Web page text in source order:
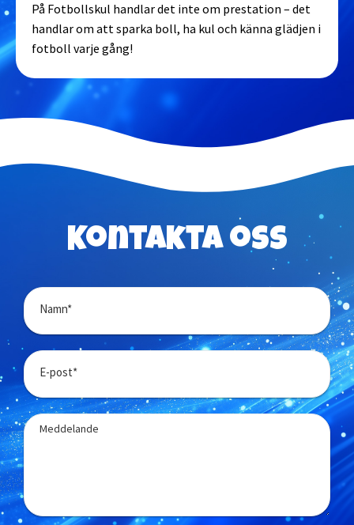
På Fotbollskul handlar det inte om prestation – det
handlar om att sparka boll, ha kul och känna glädjen i
fotboll varje gång!
Kontakta oss
Namn*
E-post*
Meddelande